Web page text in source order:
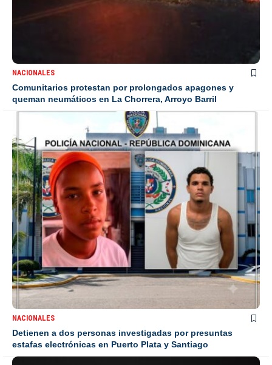
NACIONALES
Comunitarios protestan por prolongados apagones y
queman neumáticos en La Chorrera, Arroyo Barril
NACIONALES
Detienen a dos personas investigadas por presuntas
estafas electrónicas en Puerto Plata y Santiago